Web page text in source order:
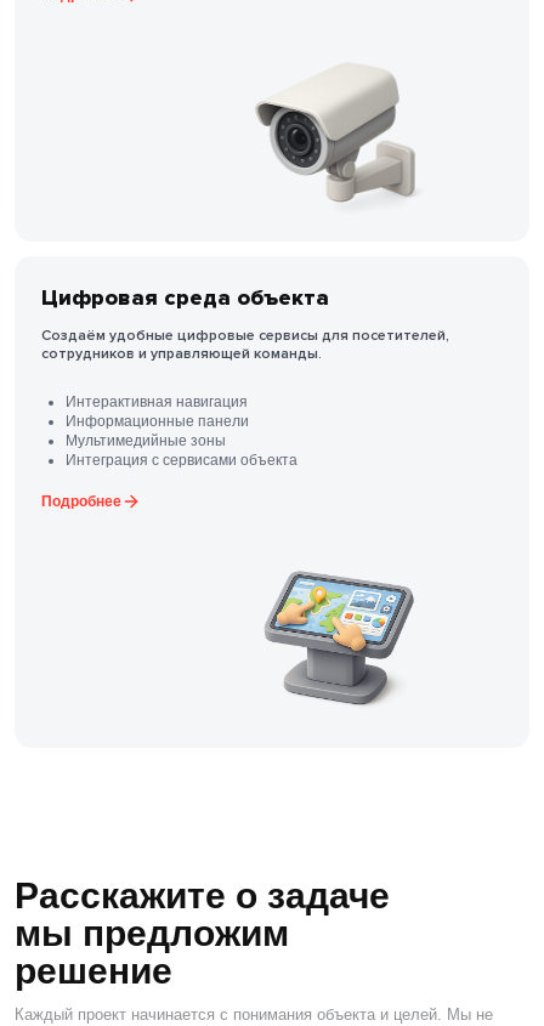
Цифровая среда объекта
Создаём удобные цифровые сервисы для посетителей,
сотрудников и управляющей команды.
Интерактивная навигация
Информационные панели
Мультимедийные зоны
Интеграция с сервисами объекта
Подробнее
Расскажите о задаче
мы предложим
решение
Каждый проект начинается с понимания объекта и целей. Мы не